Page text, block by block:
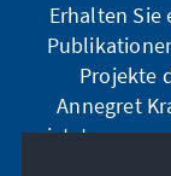
Erhalten Sie
Projekte
Annegret
jetzt